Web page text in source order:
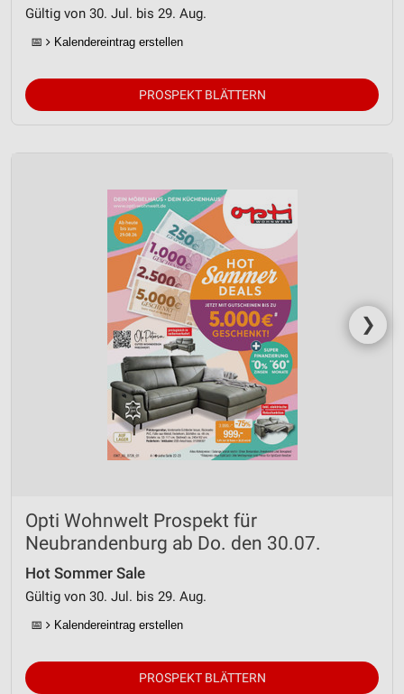
Gültig von 30. Jul. bis 29. Aug.
📅 Kalendereintrag erstellen
PROSPEKT BLÄTTERN
❯
Opti Wohnwelt Prospekt für
Neubrandenburg ab Do. den 30.07.
Hot Sommer Sale
Gültig von 30. Jul. bis 29. Aug.
📅 Kalendereintrag erstellen
PROSPEKT BLÄTTERN